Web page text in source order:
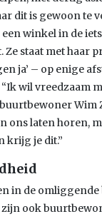
dit is gewoon te
een winkel in de
staat met haar
ja’ – op enige
wil vreedzaam
Wim
ons laten horen,
krijg je dit.”
in de
zijn ook